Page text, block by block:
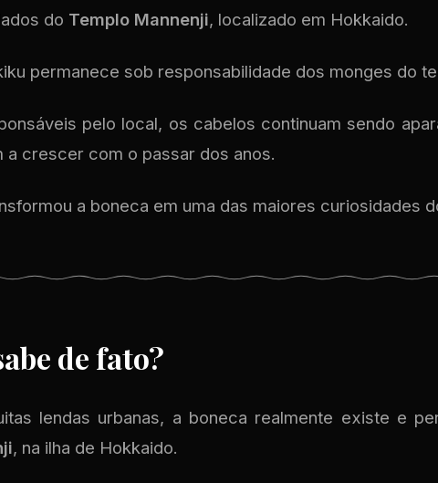
do Templo Mannenji, localizado em Hokkaido.
permanece sob responsabilidade dos monges do
pelo local, os cabelos continuam sendo
a crescer com o passar dos anos.
a boneca em uma das maiores curiosidades
de fato?
lendas urbanas, a boneca realmente existe e
, na ilha de Hokkaido.